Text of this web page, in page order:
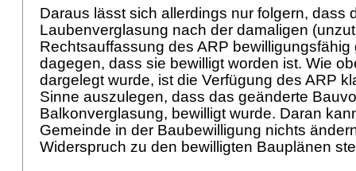
Daraus lässt sich allerdings nur folgern, dass
Laubenverglasung nach der damaligen
Rechtsauffassung des ARP
dagegen, dass sie bewilligt worden ist. Wie
dargelegt wurde, ist die Verfügung des ARP
Sinne auszulegen, dass das geänderte
Balkonverglasung, bewilligt wurde. Daran
Gemeinde in der Baubewilligung nichts
Widerspruch zu den bewilligten Bauplänen